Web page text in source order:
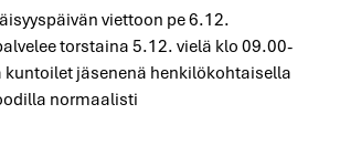
viettoon pe 6.12.
torstaina 5.12. vielä klo 09.00-
jäsenenä henkilökohtaisella
normaalisti